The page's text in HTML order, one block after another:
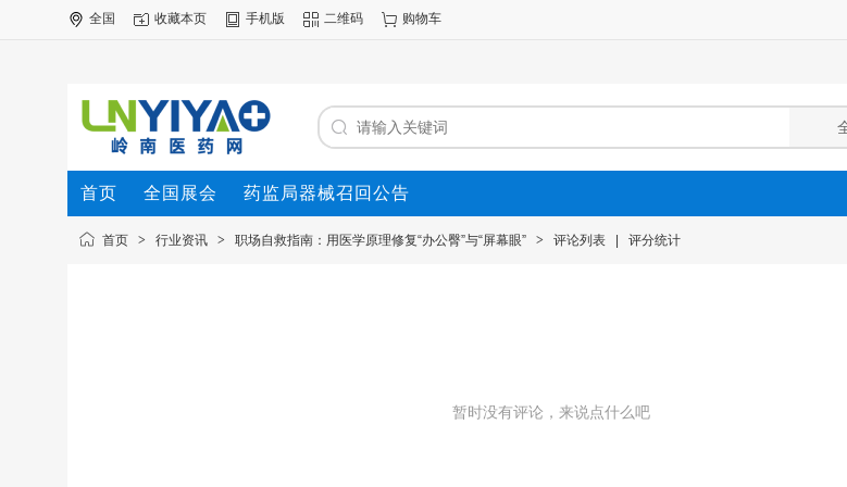
全国 收藏本页 手机版 二维码 购物车
首页 全国展会 药监局器械召回公告
首页 > 行业资讯 > 职场自救指南：用医学原理修复“办公臀”与“屏幕眼” > 评论列表 评分统计
暂时没有评论，来说点什么吧